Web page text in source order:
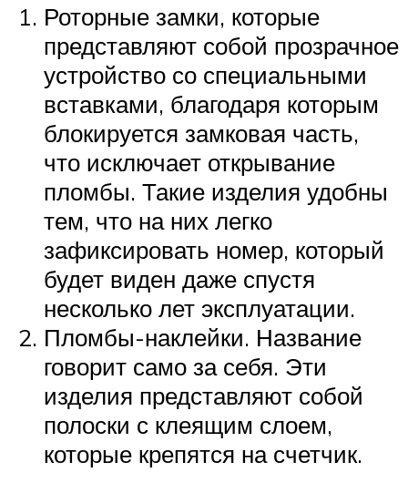
Роторные замки, которые
представляют собой прозрачное
устройство со специальными
вставками, благодаря которым
блокируется замковая часть,
что исключает открывание
пломбы. Такие изделия удобны
тем, что на них легко
зафиксировать номер, который
будет виден даже спустя
несколько лет эксплуатации.
Пломбы-наклейки. Название
говорит само за себя. Эти
изделия представляют собой
полоски с клеящим слоем,
которые крепятся на счетчик.